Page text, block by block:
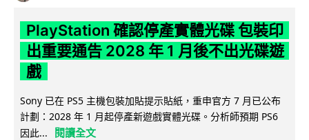
PlayStation 確認停產實體光碟 包裝印
出重要通告 2028 年 1 月後不出光碟遊
戲
Sony 已在 PS5 主機包裝加貼提示貼紙，重申官方 7 月已公布
計劃：2028 年 1 月起停產新遊戲實體光碟。分析師預期 PS6
因此...
閱讀全文